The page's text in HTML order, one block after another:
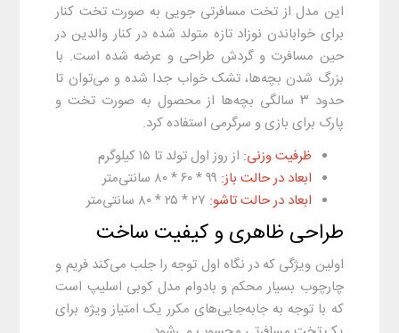
این مدل از تخت مسافرتی جویی به صورت تخت کنار
برای خواباندن نوزاد تازه متولد شده در کنار والدین در
حین مسافرت و گردش طراحی و عرضه شده است. با
بزرگ شدن بچه‌ها، تشک خواب جدا شده و می‌توان تا
حدود ۳ سالگی بچه‌ها از محصول به صورت تخت و
پارک برای بازی و سرگرمی استفاده کرد.
ظرفیت وزنی: از روز اول تولد تا ۱۵ کیلوگرم
ابعاد در حالت باز: ۹۹ * ۶۰ * ۸۰ سانتی‌متر
ابعاد در حالت تاشو:
طراحی ظاهری و کیفیت ساخت
اولین ویژگی که در نگاه اول توجه را جلب می‌کند فریم و
چارچوب بسیار محکم و بادوام مدل کوبی اسلیپ است
که با توجه به جابه‌جایی‌های مکرر یک امتیاز ویژه برای